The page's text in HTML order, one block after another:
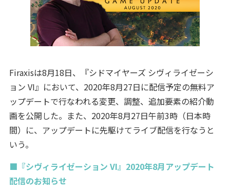
Firaxisは8月18日、『シドマイヤーズ シヴィライゼーシ
ョン VI』において、2020年8月27日に配信予定の無料ア
ップデートで行なわれる変更、調整、追加要素の紹介動
画を公開した。また、2020年8月27日午前3時（日本時
間）に、アップデートに先駆けてライブ配信を行なうと
いう。
■『シヴィライゼーション VI』2020年8月アップデート
配信のお知らせ